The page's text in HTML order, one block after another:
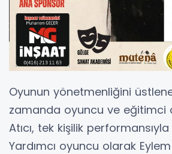
Oyunun yönetmenliğini
zamanda oyuncu ve eğitimci
Atıcı, tek kişilik
Yardımcı oyuncu olarak